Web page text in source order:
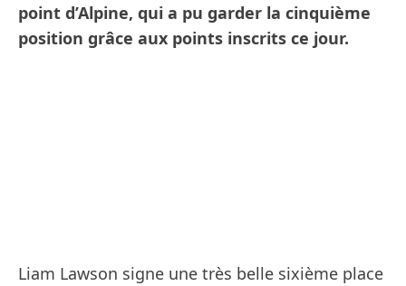
point d’Alpine, qui a pu garder la cinquième
position grâce aux points inscrits ce jour.
Liam Lawson signe une très belle sixième place